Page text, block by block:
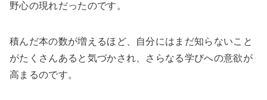
野心の現れだったのです。
積んだ本の数が増えるほど、自分にはまだ知らないこと
がたくさんあると気づかされ、さらなる学びへの意欲が
高まるのです。